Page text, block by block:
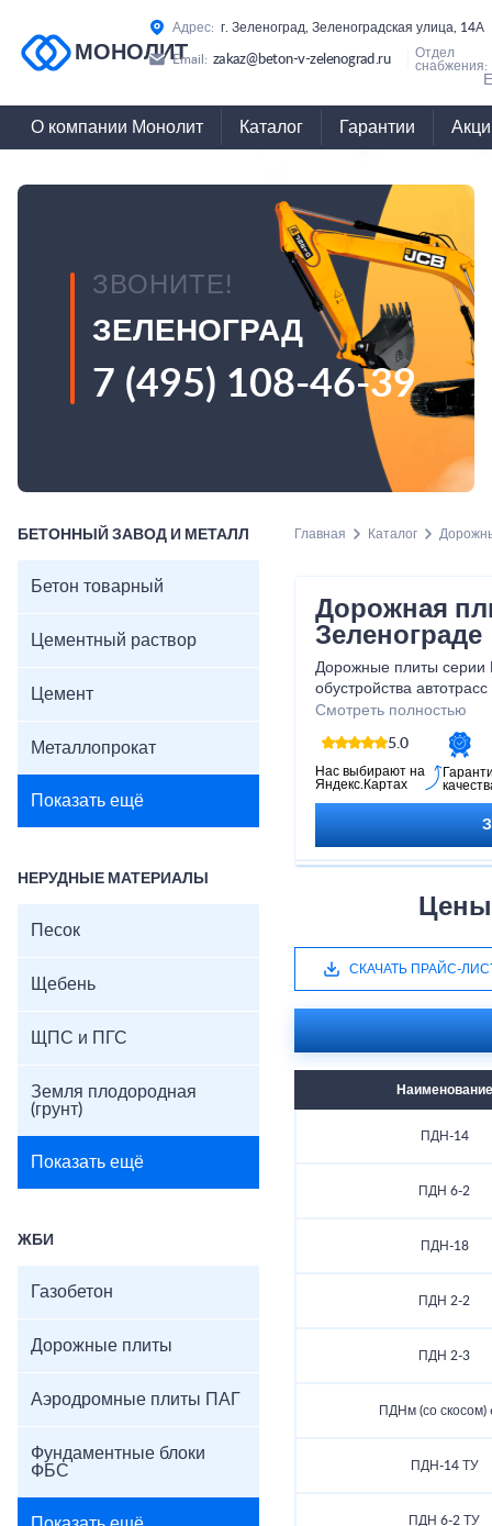
МОНОЛИТ
Адрес: г. Зеленоград, Зеленоградская улица, 14А
Email: zakaz@beton-v-zelenograd.ru
Отдел
снабжения:
О компании Монолит Каталог Гарантии
ЗВОНИТЕ!
ЗЕЛЕНОГРАД
7 (495) 108-46-39
БЕТОННЫЙ ЗАВОД И МЕТАЛЛ
Бетон товарный
Цементный раствор
Цемент
Металлопрокат
Показать ещё
НЕРУДНЫЕ МАТЕРИАЛЫ
Песок
Щебень
ЩПС и ПГС
Земля плодородная
(грунт)
Показать ещё
ЖБИ
Газобетон
Дорожные плиты
Аэродромные плиты ПАГ
Фундаментные блоки
ФБС
Главная Каталог
Дорожная
Зеленограде
Дорожные плиты
обустройства
условиях. Они
механические
Цельсию, сохраняют
сложных и склонных к
Смотреть полностью
5.0
Нас выбирают на
Яндекс.Картах
СКАЧАТЬ ПРАЙС-
Наименование
ПДН-14
ПДН 6-2
ПДН-18
ПДН 2-2
ПДН 2-3
ПДНм (со скосом)
ПДН-14 ТУ
ПДН 6-2 ТУ